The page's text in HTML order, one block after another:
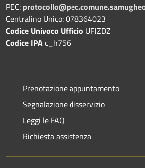
PEC:
Centralino Unico: 078364023
Codice Univoco Ufficio UFJZDZ
Codice IPAc_h756
Prenotazione appuntamento
Segnalazione disservizio
Leggi le FAQ
Richiesta assistenza